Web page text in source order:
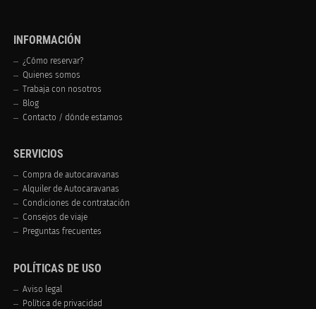
INFORMACIÓN
¿Cómo reservar?
Quienes somos
Trabaja con nosotros
Blog
Contacto / dónde estamos
SERVICIOS
Compra de autocaravanas
Alquiler de Autocaravanas
Condiciones de contratación
Consejos de viaje
Preguntas frecuentes
POLÍTICAS DE USO
Aviso legal
Política de privacidad